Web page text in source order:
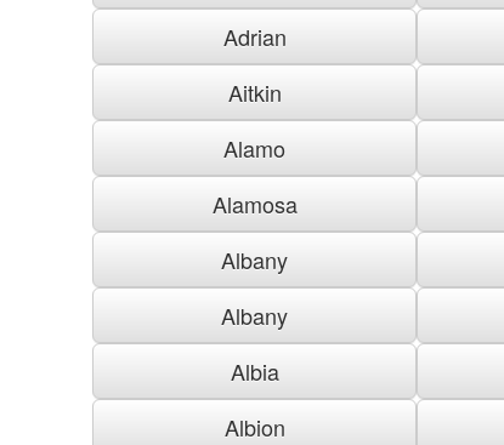
Adrian
Aitkin
Alamo
Alamosa
Albany
Albany
Albia
Albion